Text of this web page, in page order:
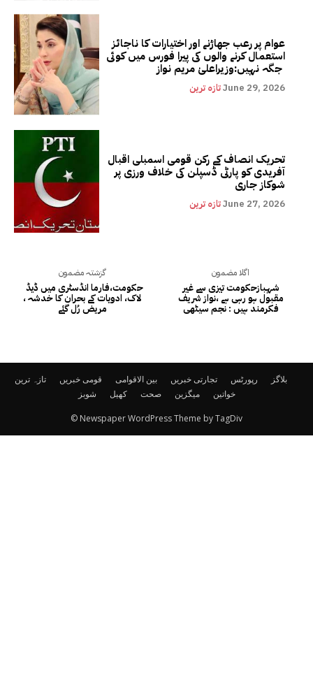
عوام پر رعب جھاڑنے اور اختیارات کا ناجائز
استعمال کرنے والوں کی پیرا فورس میں کوئی
تازہ ترینJune 29, 2026
تحریک انصاف کے رکن قومی اسمبلی اقبال
آفریدی کو پارٹی ڈسپلن کی خلاف ورزی پر
شوکاز جاری
تازہ ترینJune 27, 2026
گزشتہ مضمون
لاک، ادویات کے بحران کا خدشہ ،
مریض رُل گئے
اگلا مضمون
شہبازحکومت تیزی سے غیر
مقبول ہو رہی ہے ،نواز شریف
فکرمند ہیں : نجم سیٹھی
تازہ ترین قومی خبریں بین الاقوامی تجارتی خبریں رپورٹس
بلاگز
شوبز
کھیل صحت میگزین خواتین
© Newspaper WordPress Theme by TagDiv